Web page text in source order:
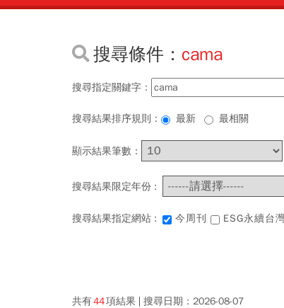
搜尋條件： cama
搜尋指定關鍵字：
搜尋結果排序規則： 最新 最相關
顯示結果筆數：
搜尋結果限定年份 :
搜尋結果指定網站 : 今周刊 ESG永續台
共有44項結果 搜尋日期： 2026-08-07